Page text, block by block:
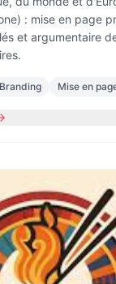
: mise en page
et argumentaire
Branding Mise en